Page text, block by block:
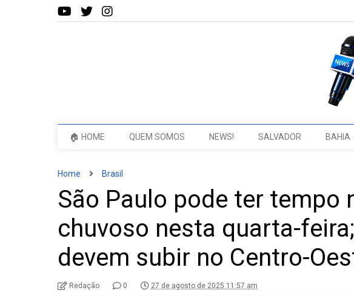
🏠 HOME QUEM SOMOS NEWS! SALVADOR BAHIA
Home Brasil
São Paulo pode ter tempo
chuvoso nesta quarta-
devem subir no Centro-
Redação 0 27 de agosto de 2025 11:57 am